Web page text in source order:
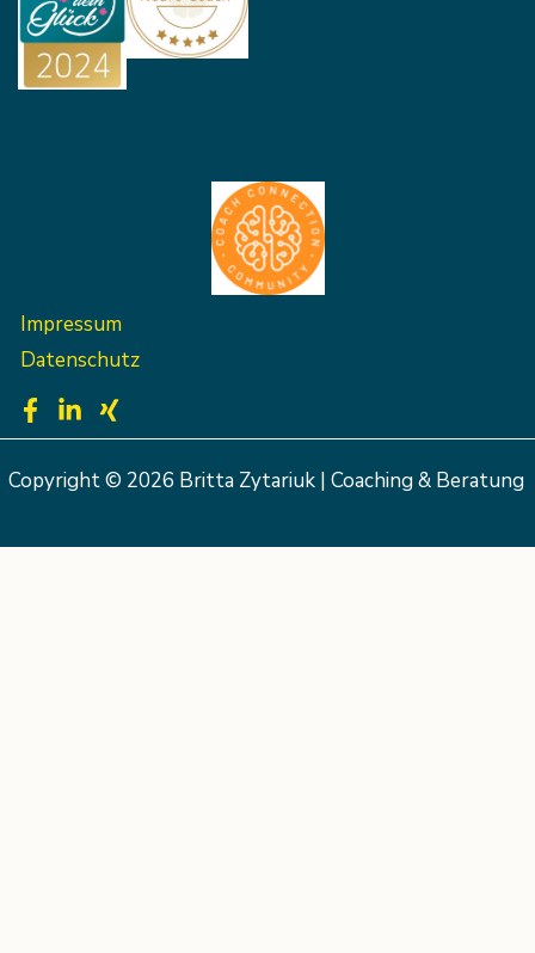
Impressum
Datenschutz
Copyright © 2026 Britta Zytariuk | Coaching & Beratung